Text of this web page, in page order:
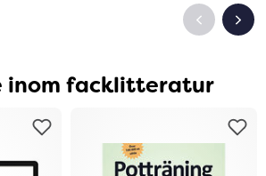
inom facklitteratur